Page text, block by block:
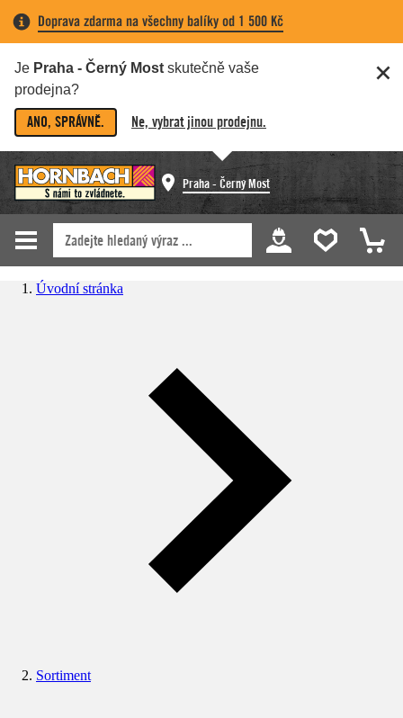
Doprava zdarma na všechny balíky od 1 500 Kč
Je Praha - Černý Most skutečně vaše
prodejna?
ANO, SPRÁVNĚ. Ne, vybrat jinou prodejnu.
Praha - Černý Most
Úvodní stránka
Sortiment